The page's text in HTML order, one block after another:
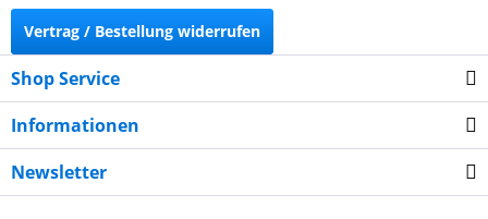
Vertrag / Bestellung widerrufen
Shop Service
Informationen
Newsletter